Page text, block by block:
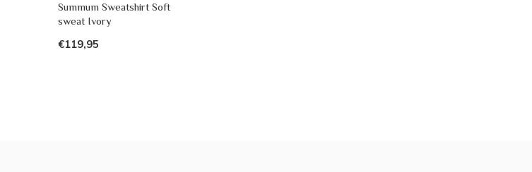
Summum Sweatshirt Soft
sweat Ivory
€119,95